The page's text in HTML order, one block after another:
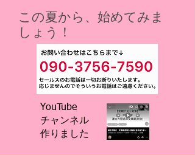
この夏から、始めてみま
しょう！
YouTube
チャンネル
​作りました